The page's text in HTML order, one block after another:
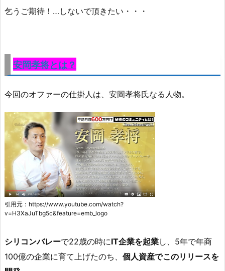
乞うご期待！…しないで頂きたい・・・
安岡孝将とは？
今回のオファーの仕掛人は、 安岡孝将氏なる人物。
引用元：https://www.youtube.com/watch?
v=H3XaJuTbg5c&feature=emb_logo
シリコンバレーで22歳の時にIT企業を起業し、5年で年商
100億の企業に育て上げたのち、 個人資産でこのリリースを